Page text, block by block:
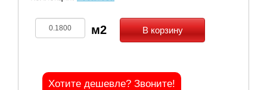
В корзину
Хотите дешевле? Звоните!